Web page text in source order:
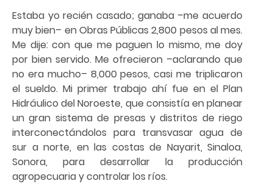
Estaba yo recién casado; ganaba –me acuerdo
muy bien– en Obras Públicas 2,800 pesos al mes.
Me dije: con que me paguen lo mismo, me doy
por bien servido. Me ofrecieron –aclarando que
no era mucho– 8,000 pesos, casi me triplicaron
el sueldo. Mi primer trabajo ahí fue en el Plan
Hidráulico del Noroeste, que consistía en planear
un gran sistema de presas y distritos de riego
interconectándolos para transvasar agua de
sur a norte, en las costas de Nayarit, Sinaloa,
Sonora, para desarrollar la producción
agropecuaria y controlar los ríos.